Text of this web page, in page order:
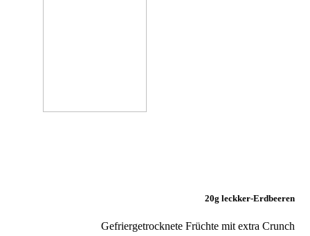
20g leckker-Erdbeeren
Gefriergetrocknete Früchte mit extra Crunch